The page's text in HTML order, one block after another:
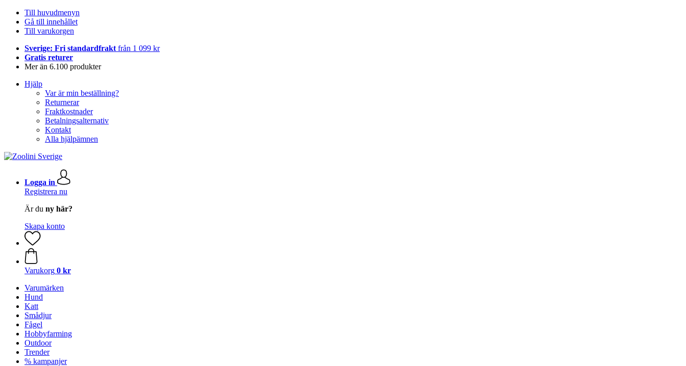
Till huvudmenyn
Gå till innehållet
Till varukorgen
Sverige: Fri standardfrakt från 1 099 kr
Gratis returer
Mer än 6.100 produkter
Hjälp
Var är min beställning?
Returnerar
Fraktkostnader
Betalningsalternativ
Kontakt
Alla hjälpämnen
Logga in
Registrera nu
Är du ny här?
Skapa konto
Varukorg 0 kr
Varumärken
Hund
Katt
Smådjur
Fågel
Hobbyfarming
Outdoor
Trender
% kampanjer